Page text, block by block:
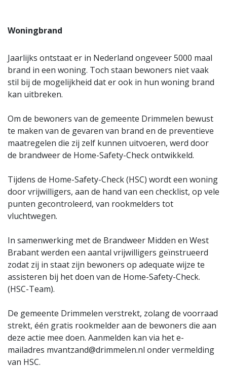
Woningbrand
Jaarlijks ontstaat er in Nederland ongeveer 5000 maal
brand in een woning. Toch staan bewoners niet vaak
stil bij de mogelijkheid dat er ook in hun woning brand
kan uitbreken.
Om de bewoners van de gemeente Drimmelen bewust
te maken van de gevaren van brand en de preventieve
maatregelen die zij zelf kunnen uitvoeren, werd door
de brandweer de Home-Safety-Check ontwikkeld.
Tijdens de Home-Safety-Check (HSC) wordt een woning
door vrijwilligers, aan de hand van een checklist, op vele
punten gecontroleerd, van rookmelders tot
vluchtwegen.
In samenwerking met de Brandweer Midden en West
Brabant werden een aantal vrijwilligers geïnstrueerd
zodat zij in staat zijn bewoners op adequate wijze te
assisteren bij het doen van de Home-Safety-Check.
(HSC-Team).
De gemeente Drimmelen verstrekt, zolang de voorraad
strekt, één gratis rookmelder aan de bewoners die aan
deze actie mee doen. Aanmelden kan via het e-
mailadres mvantzand@drimmelen.nl onder vermelding
van HSC.